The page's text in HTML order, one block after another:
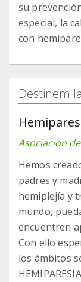
su
especial, la
con
Destinem
Asociacion
Hemos
padres y
hemiplejía y
mundo,
encuentren
Con ello
los ámbitos